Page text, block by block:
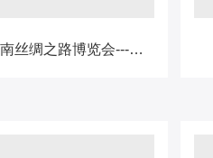
海南丝绸之路博览会---内蒙古馆